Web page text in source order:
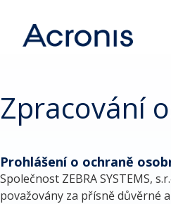
Zpracování
Prohlášení o ochraně
Společnost ZEBRA SYSTEMS,
považovány za přísně důvěrné